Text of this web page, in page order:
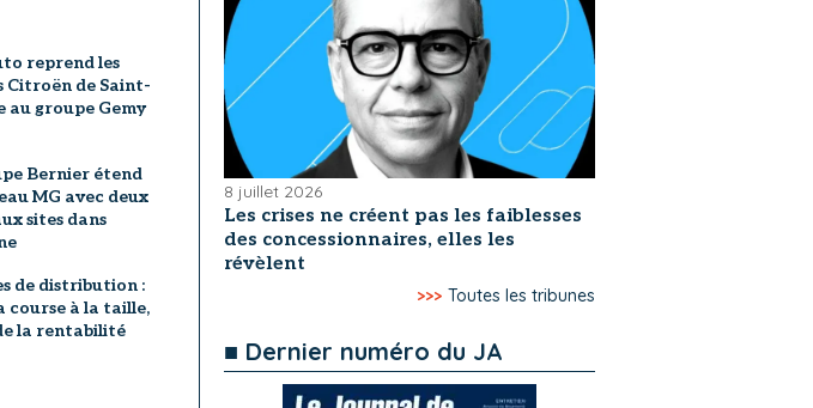
reprend les
Citroën de Saint-
au groupe Gemy
Bernier étend
MG avec deux
sites dans
de distribution :
course à la taille,
la rentabilité
8 juillet 2026
Les crises ne créent pas les faiblesses
des concessionnaires, elles les
révèlent
>>> Toutes les tribunes
■ Dernier numéro du JA